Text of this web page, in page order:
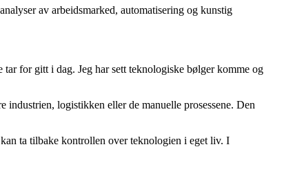
av arbeidsmarked, automatisering og kunstig
for gitt i dag. Jeg har sett teknologiske bølger komme og
logistikken eller de manuelle prosessene. Den
ta tilbake kontrollen over teknologien i eget liv. I